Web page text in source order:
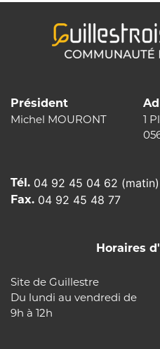
Président
Michel MOURONT
1
Tél. 04 92 45 04 62 (matin)
Fax. 04 92 45 48 77
Horaires
Site de Guillestre
Du lundi au vendredi de
9h à 12h